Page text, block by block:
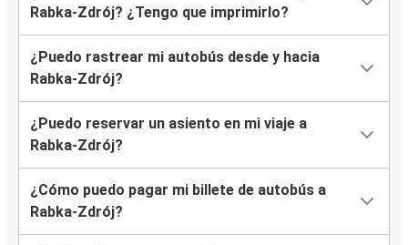
Rabka-Zdrój? ¿Tengo que imprimirlo?
¿Puedo rastrear mi autobús desde y hacia
Rabka-Zdrój?
¿Puedo reservar un asiento en mi viaje a
Rabka-Zdrój?
¿Cómo puedo pagar mi billete de autobús a
Rabka-Zdrój?